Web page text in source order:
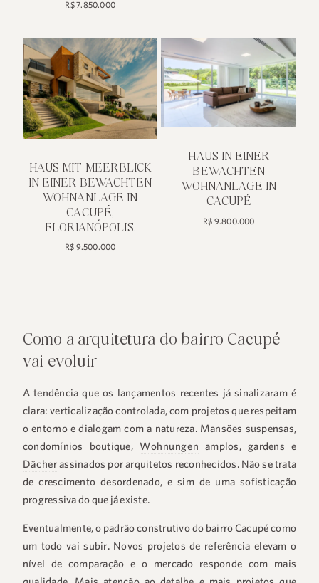
Como a arquitetura do bairro Cacupé
vai evoluir
A tendência que os lançamentos recentes já sinalizaram é
clara: verticalização controlada, com projetos que respeitam
o entorno e dialogam com a natureza. Mansões suspensas,
condomínios boutique, Wohnungen amplos, gardens e
Dächerassinados por arquitetos reconhecidos. Não se trata
de crescimento desordenado, e sim de uma sofisticação
progressiva do que já existe.
Eventualmente, o padrão construtivo do bairro Cacupé como
um todo vai subir. Novos projetos de referência elevam o
nível de comparação e o mercado responde com mais